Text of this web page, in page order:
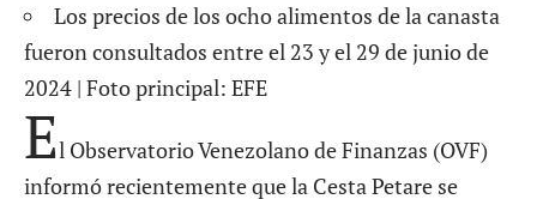
Los precios de los ocho alimentos de la canasta
fueron consultados entre el 23 y el 29 de junio de
2024 | Foto principal: EFE
El Observatorio Venezolano de Finanzas (OVF)
informó recientemente que la Cesta Petare se